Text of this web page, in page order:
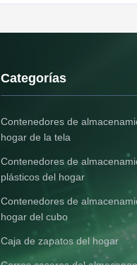
Categorías
Contenedores de
hogar de la tela
Contenedores de
plásticos del hogar
Contenedores de
hogar del cubo
Caja de zapatos del hogar